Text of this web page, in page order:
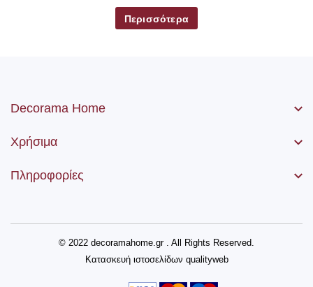
Περισσότερα
Decorama Home
Χρήσιμα
Πληροφορίες
© 2022 decoramahome.gr . All Rights Reserved.
Κατασκευή ιστοσελίδων qualityweb